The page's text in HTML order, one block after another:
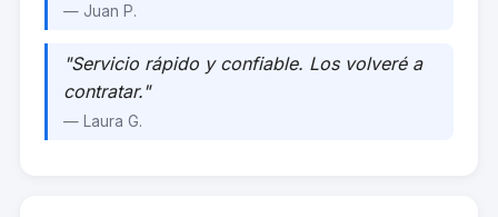
— Juan P.
"Servicio rápido y confiable. Los volveré a
contratar."
— Laura G.